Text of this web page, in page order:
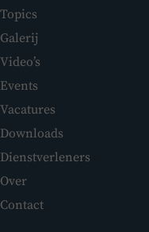
Topics
Galerij
Video’s
Events
Vacatures
Downloads
Dienstverleners
Over
Contact